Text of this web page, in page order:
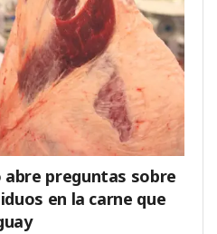
abre preguntas sobre
en la carne que